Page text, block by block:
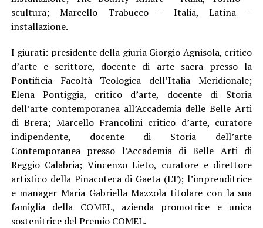
scultura; Marcello Trabucco – Italia, Latina –
installazione.
I giurati: presidente della giuria Giorgio Agnisola, critico
d’arte e scrittore, docente di arte sacra presso la
Pontificia Facoltà Teologica dell’Italia Meridionale;
Elena Pontiggia, critico d’arte, docente di Storia
dell’arte contemporanea all’Accademia delle Belle Arti
di Brera; Marcello Francolini critico d’arte, curatore
indipendente, docente di Storia dell’arte
Contemporanea presso l’Accademia di Belle Arti di
Reggio Calabria; Vincenzo Lieto, curatore e direttore
artistico della Pinacoteca di Gaeta (LT); l’imprenditrice
e manager Maria Gabriella Mazzola titolare con la sua
famiglia della COMEL, azienda promotrice e unica
sostenitrice del Premio COMEL.